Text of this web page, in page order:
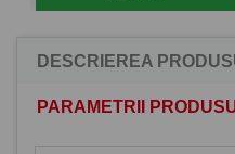
DESCRIEREA
PARAMETRII